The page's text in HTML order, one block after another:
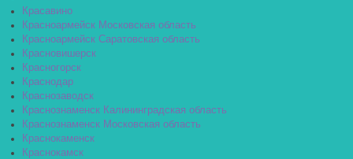
Красавино
Красноармейск Московская область
Красноармейск Саратовская область
Красновишерск
Красногорск
Краснодар
Краснозаводск
Краснознаменск Калининградская область
Краснознаменск Московская область
Краснокаменск
Краснокамск